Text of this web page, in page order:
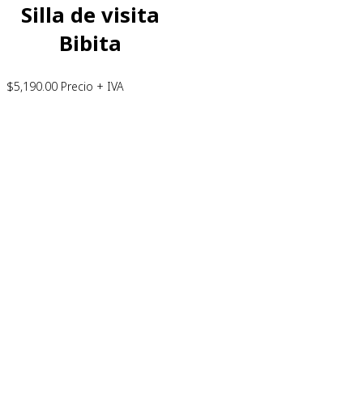
Silla de visita
Bibita
$5,190.00 Precio + IVA